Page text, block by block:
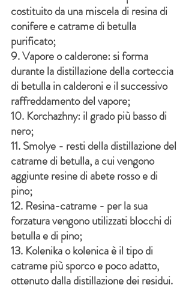
costituito da una miscela di resina di
conifere e catrame di betulla
purificato;
9. Vapore o calderone: si forma
durante la distillazione della corteccia
di betulla in calderoni e il successivo
raffreddamento del vapore;
10. Korchazhny: il grado più basso di
nero;
11. Smolye - resti della distillazione del
catrame di betulla, a cui vengono
aggiunte resine di abete rosso e di
pino;
12. Resina-catrame - per la sua
forzatura vengono utilizzati blocchi di
betulla e di pino;
13. Kolenika o kolenica è il tipo di
catrame più sporco e poco adatto,
ottenuto dalla distillazione dei residui.